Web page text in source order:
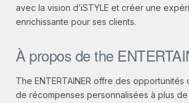
avec la vision d’iSTYLE et créer une
enrichissante pour ses clients.
À propos de the
The ENTERTAINER offre des
de récompenses personnalisées à plus